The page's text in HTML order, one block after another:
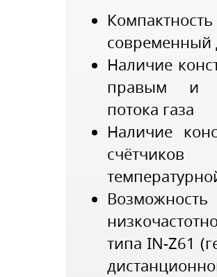
современный
Наличие
правым и
потока газа
Наличие
типа IN-Z61